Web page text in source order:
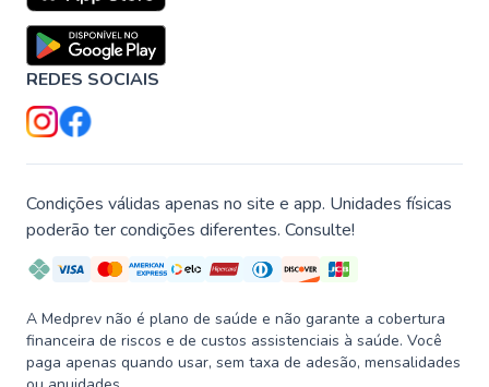
REDES SOCIAIS
Condições válidas apenas no site e app. Unidades físicas
poderão ter condições diferentes. Consulte!
A Medprev não é plano de saúde e não garante a cobertura
financeira de riscos e de custos assistenciais à saúde. Você
paga apenas quando usar, sem taxa de adesão, mensalidades